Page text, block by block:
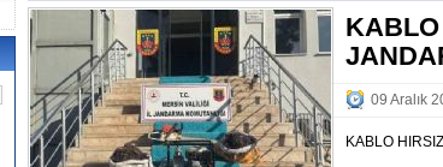
09 Aralık
KABLO